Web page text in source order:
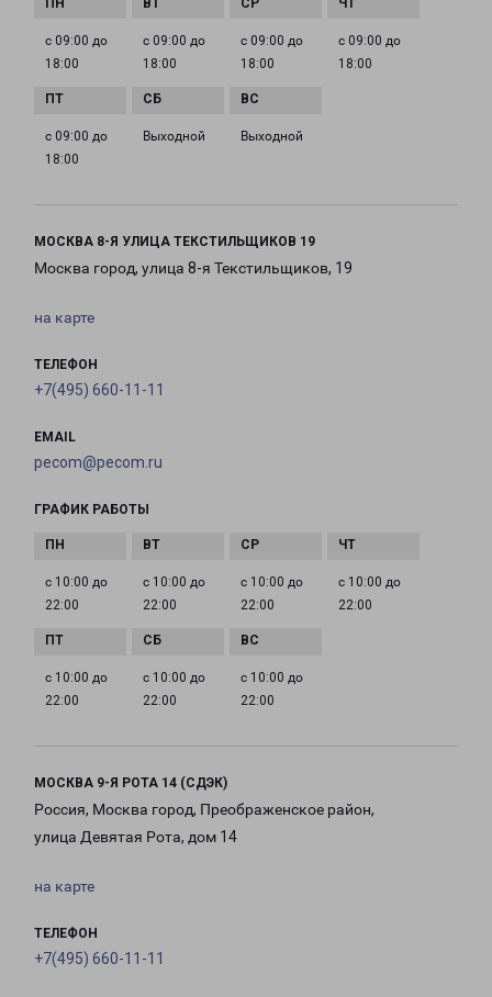
с 09:00 до
18:00
с 09:00 до
18:00
с 09:00 до
18:00
с 09:00 до
18:00
с 09:00 до
18:00
Выходной Выходной
МОСКВА 8-Я УЛИЦА ТЕКСТИЛЬЩИКОВ 19
Москва город, улица 8-я Текстильщиков, 19
на карте
ТЕЛЕФОН
+7(495) 660-11-11
EMAIL
pecom@pecom.ru
ГРАФИК РАБОТЫ
с 10:00 до
22:00
с 10:00 до
22:00
с 10:00 до
22:00
с 10:00 до
22:00
с 10:00 до
22:00
с 10:00 до
22:00
с 10:00 до
22:00
МОСКВА 9-Я РОТА 14 (СДЭК)
Россия, Москва город, Преображенское район,
улица Девятая Рота, дом 14
на карте
ТЕЛЕФОН
+7(495) 660-11-11